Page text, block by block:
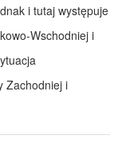
i tutaj występuje
Wschodniej i
Zachodniej i